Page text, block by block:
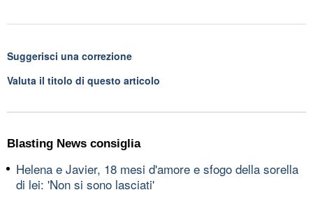
Suggerisci una correzione
Valuta il titolo di questo articolo
Blasting News consiglia
Helena e Javier, 18 mesi d'amore e sfogo della sorella
di lei: 'Non si sono lasciati'